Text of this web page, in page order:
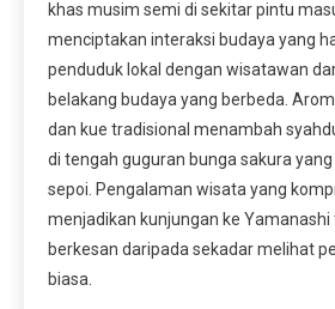
khas musim semi di sekitar pintu
menciptakan interaksi budaya yang
penduduk lokal dengan wisatawan
belakang budaya yang berbeda.
dan kue tradisional menambah
di tengah guguran bunga sakura
sepoi. Pengalaman wisata yang
menjadikan kunjungan ke Yamanashi
berkesan daripada sekadar melihat
biasa.